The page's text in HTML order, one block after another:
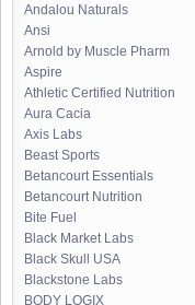
Andalou Naturals
Ansi
Arnold by Muscle Pharm
Aspire
Athletic Certified Nutrition
Aura Cacia
Axis Labs
Beast Sports
Betancourt Essentials
Betancourt Nutrition
Bite Fuel
Black Market Labs
Black Skull USA
Blackstone Labs
BODY LOGIX